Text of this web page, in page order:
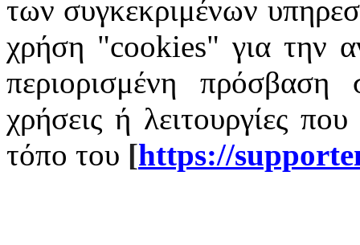
των συγκεκριμένων
χρήση "cookies" για την
περιορισμένη πρόσβαση
χρήσεις ή λειτουργίες
τόπο του [https://